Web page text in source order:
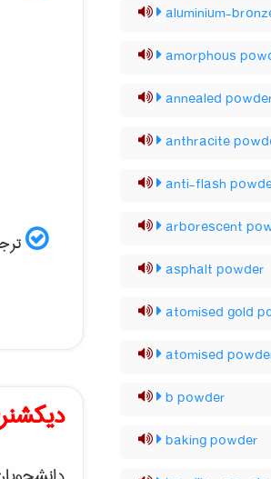
aluminium-
amorphous
annealed
anthracite
anti-flash
arborescent
asphalt powder
atomised gold
atomised
b powder
baking powder